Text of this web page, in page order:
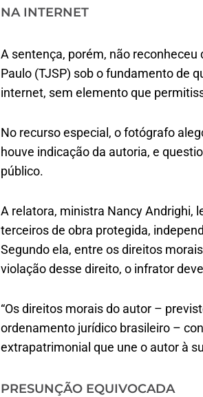
NA INTERN​​ET
A sentença, porém, não
Paulo (TJSP) sob o fundamento de
internet, sem elemento que
No recurso especial, o fotógrafo
houve indicação da autoria, e
público.
A relatora, ministra Nancy Andrighi,
terceiros de obra protegida,
Segundo ela, entre os direitos
violação desse direito, o infrator
“Os direitos morais do autor –
ordenamento jurídico brasileiro –
extrapatrimonial que une o autor à
PRESUNÇÃO EQUIV​​OCADA